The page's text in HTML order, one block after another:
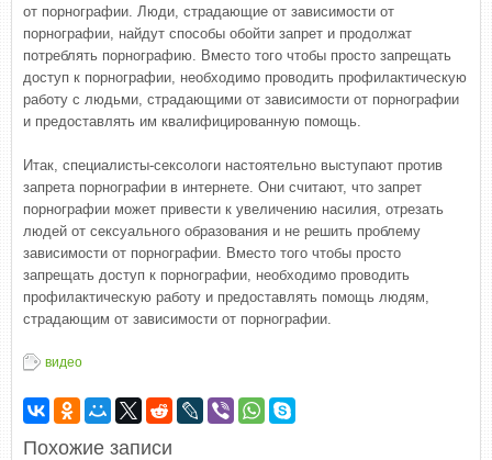
от порнографии. Люди, страдающие от зависимости от
порнографии, найдут способы обойти запрет и продолжат
потреблять порнографию. Вместо того чтобы просто запрещать
доступ к порнографии, необходимо проводить профилактическую
работу с людьми, страдающими от зависимости от порнографии
и предоставлять им квалифицированную помощь.
Итак, специалисты-сексологи настоятельно выступают против
запрета порнографии в интернете. Они считают, что запрет
порнографии может привести к увеличению насилия, отрезать
людей от сексуального образования и не решить проблему
зависимости от порнографии. Вместо того чтобы просто
запрещать доступ к порнографии, необходимо проводить
профилактическую работу и предоставлять помощь людям,
страдающим от зависимости от порнографии.
видео
Похожие записи